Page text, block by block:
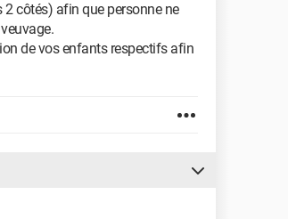
côtés) afin que personne ne
de vos enfants respectifs afin